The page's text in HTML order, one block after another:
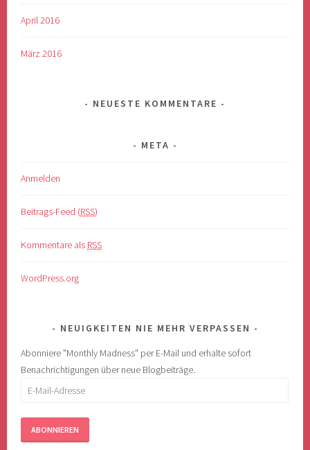
April 2016
März 2016
NEUESTE KOMMENTARE
META
Anmelden
Beitrags-Feed (RSS)
Kommentare als RSS
WordPress.org
NEUIGKEITEN NIE MEHR VERPASSEN
Abonniere "Monthly Madness" per E-Mail und erhalte sofort
Benachrichtigungen über neue Blogbeiträge.
E-
Adresse